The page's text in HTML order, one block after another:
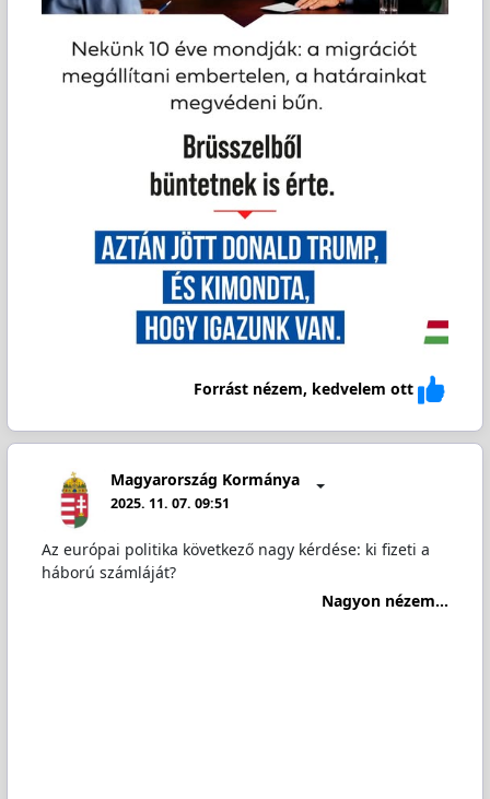
Forrást nézem, kedvelem ott
Magyarország Kormánya
2025. 11. 07. 09:51
Az európai politika következő nagy kérdése: ki fizeti a
háború számláját?
Nagyon nézem...